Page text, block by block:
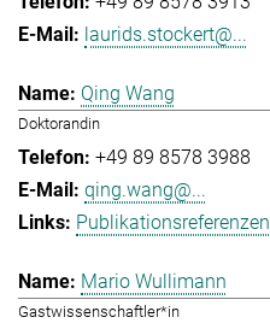
laurids.stockert@...
Qing Wang
Doktorandin
+49 89 8578 3988
qing.wang@...
Publikationsreferenzen
Mario Wullimann
Gastwissenschaftler*in